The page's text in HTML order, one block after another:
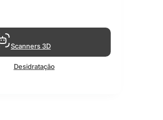
Desidratação
Scanners 3D